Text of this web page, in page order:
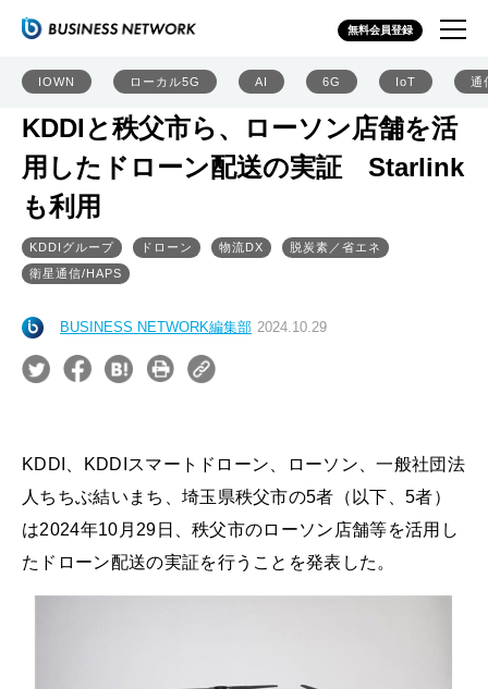
無料会員登録
IOWN ローカル5G AI 6G IoT 通
KDDIと秩父市ら、ローソン店舗を活
用したドローン配送の実証 Starlink
も利用
KDDIグループ ドローン 物流DX
脱炭素／省エネ
衛星通信/HAPS
BUSINESS NETWORK編集部 2024.10.29
KDDI、KDDIスマートドローン、ローソン、一般社団法
人ちちぶ結いまち、埼玉県秩父市の5者（以下、5者）
は2024年10月29日、秩父市のローソン店舗等を活用し
たドローン配送の実証を行うことを発表した。